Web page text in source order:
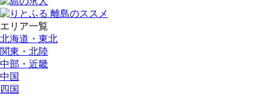
エリア一覧
北海道・東北
関東・北陸
中部・近畿
中国
四国